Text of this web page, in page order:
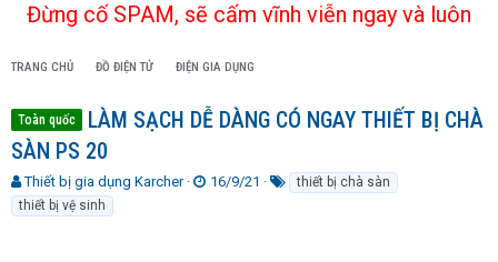
Đừng cố SPAM, sẽ cấm vĩnh viễn ngay và luôn
TRANG CHỦ ĐỒ ĐIỆN TỬ ĐIỆN GIA DỤNG
Toàn quốc
LÀM SẠCH DỄ DÀNG CÓ NGAY THIẾT BỊ CHÀ
SÀN PS 20
T
h
r
Thiết bị gia dụng Karcher
N
16/9/21
thiết bị chà sàn
thiết bị vệ sinh